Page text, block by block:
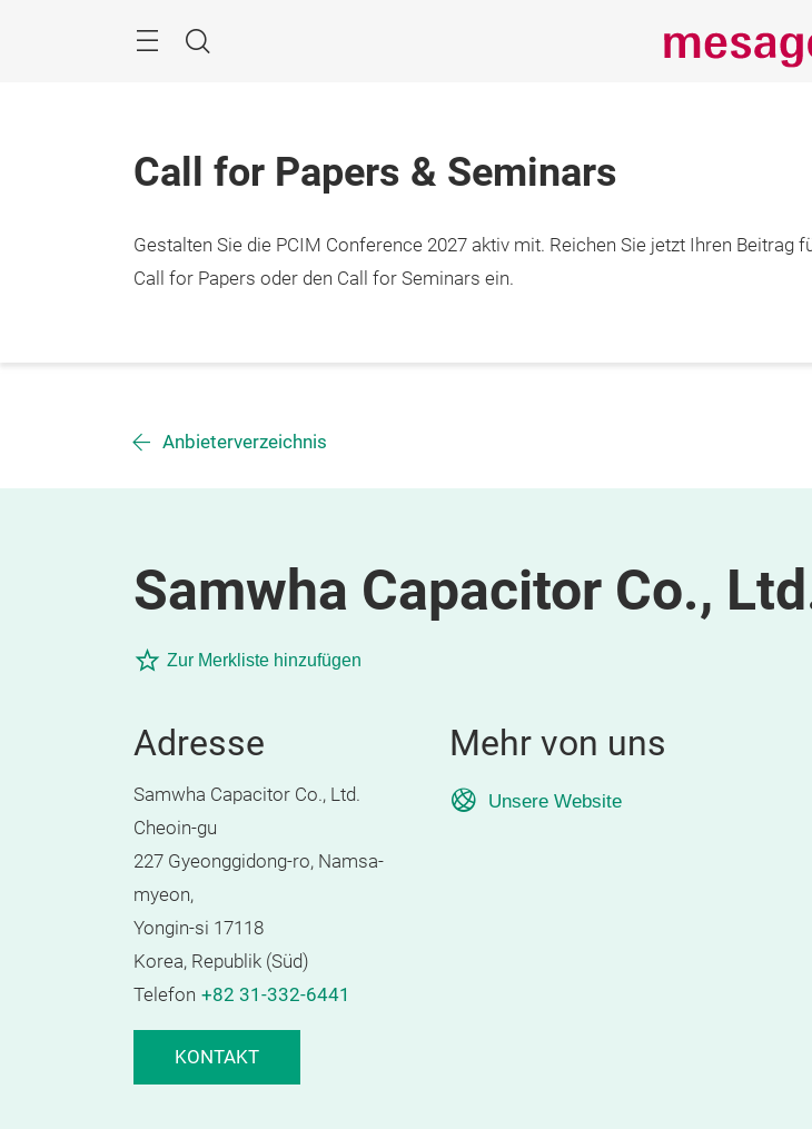
Suche
Call for Papers & Seminars
Gestalten Sie die PCIM Conference 2027 aktiv mit. Reichen Sie jetzt Ihren Beitrag
Call for Papers oder den Call for Seminars ein.
Anbieterverzeichnis
Samwha Capacitor Co.,
Zur Merkliste hinzufügen
Adresse
Samwha Capacitor Co., Ltd.
Cheoin-gu
227 Gyeonggidong-ro, Namsa-
myeon,
Yongin-si 17118
Korea, Republik (Süd)
Telefon +82 31-332-6441
KONTAKT
Mehr von uns
Unsere Website